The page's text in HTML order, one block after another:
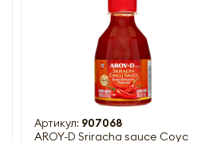
Артикул: 907068
AROY-D Sriracha sauce Соус